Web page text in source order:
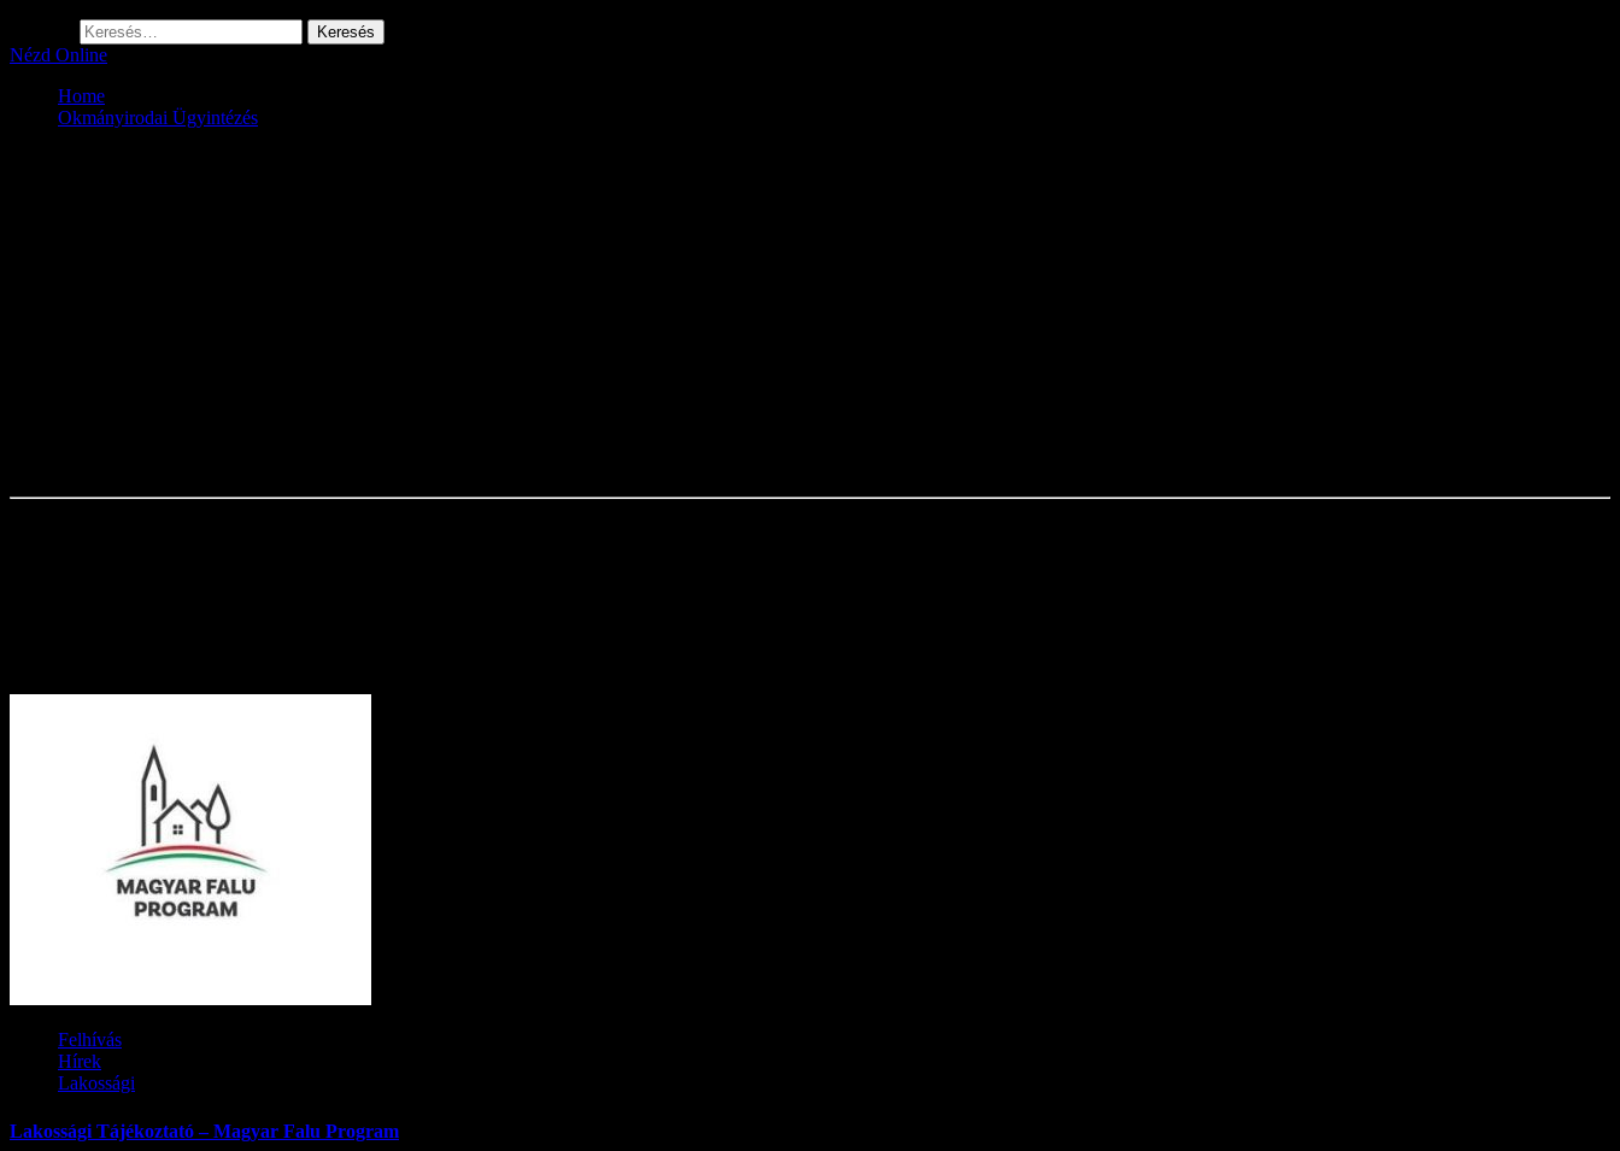
Nézd Online
Home
Okmányirodai Ügyintézés
Felhívás
Hírek
Lakossági
Lakossági Tájékoztató – Magyar Falu Program